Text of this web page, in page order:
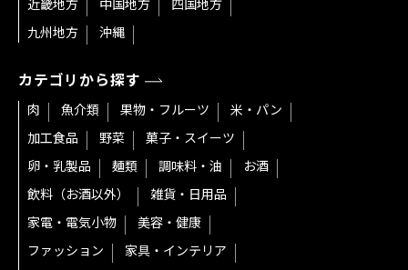
近畿地方 中国地方
四国地方
九州地方
沖縄
カテゴリから探す
肉 魚介類 果物・フルーツ
米・パン
加工食品
野菜
菓子・スイーツ
卵・乳製品
麺類 調味料・油
お酒
飲料（お酒以外）
雑貨・日用品
家電・電気小物
美容・健康
ファッション
家具・インテリア